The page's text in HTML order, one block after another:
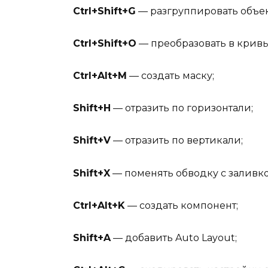
Ctrl+Shift+G — разгруппировать
Ctrl+Shift+O — преобразовать в
Ctrl+Alt+M — создать маску;
Shift+H — отразить по горизонтали;
Shift+V — отразить по вертикали;
Shift+X — поменять обводку с
Ctrl+Alt+K — создать компонент;
Shift+A— добавить Auto Layout;